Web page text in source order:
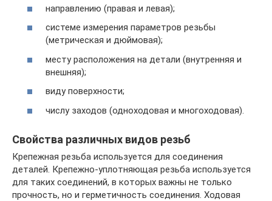
направлению (правая и левая);
системе измерения параметров резьбы
(метрическая и дюймовая);
месту расположения на детали (внутренняя и
внешняя);
виду поверхности;
числу заходов (одноходовая и многоходовая).
Свойства различных видов резьб
Крепежная резьба используется для соединения
деталей. Крепежно-уплотняющая резьба используется
для таких соединений, в которых важны не только
прочность, но и герметичность соединения. Ходовая